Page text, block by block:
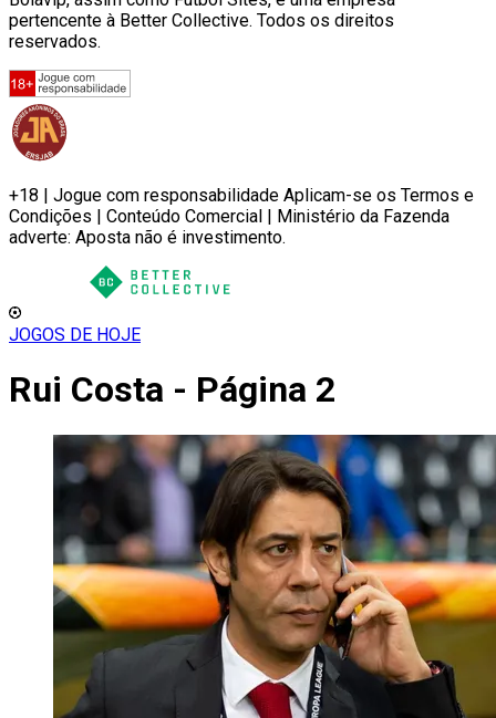
pertencente à Better Collective. Todos os direitos
reservados.
+18 | Jogue com responsabilidade Aplicam-se os Termos e
Condições | Conteúdo Comercial | Ministério da Fazenda
adverte: Aposta não é investimento.
JOGOS DE HOJE
Rui Costa - Página 2